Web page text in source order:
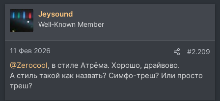
а
к
ц
и
и
:
Jeysound
Well-Known Member
11 Фев 2026 #2.209
@Zerocool, в стиле Атрёма. Хорошо, драйвово.
А стиль такой как назвать? Симфо-треш? Или просто
треш?